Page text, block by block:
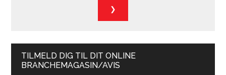
TILMELD DIG TIL DIT ONLINE
BRANCHEMAGASIN/AVIS